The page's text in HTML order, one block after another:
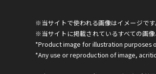
※当サイトで使われる画像はイメージで
※当サイトに掲載されているすべての画
*Product image for illustration purposes
*Any use or reproduction of image,